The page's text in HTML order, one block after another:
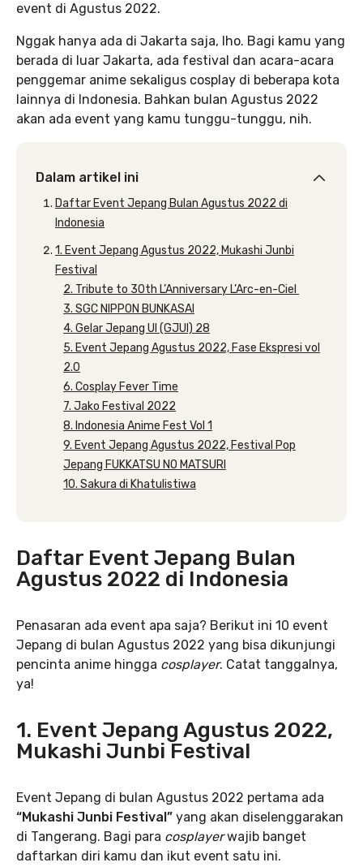
event di Agustus 2022.
Nggak hanya ada di Jakarta saja, lho. Bagi kamu yang
berada di luar Jakarta, ada festival dan acara-acara
penggemar anime sekaligus cosplay di beberapa kota
lainnya di Indonesia. Bahkan bulan Agustus 2022
akan ada event yang kamu tunggu-tunggu, nih.
Dalam artikel ini
Daftar Event Jepang Bulan Agustus 2022 di
Indonesia
1. Event Jepang Agustus 2022, Mukashi Junbi
Festival
2. Tribute to 30th L’Anniversary L’Arc-en-Ciel
3. SGC NIPPON BUNKASAI
4. Gelar Jepang UI (GJUI) 28
5. Event Jepang Agustus 2022, Fase Ekspresi vol
2.0
6. Cosplay Fever Time
7. Jako Festival 2022
8. Indonesia Anime Fest Vol 1
9. Event Jepang Agustus 2022, Festival Pop
Jepang FUKKATSU NO MATSURI
10. Sakura di Khatulistiwa
Daftar Event Jepang Bulan
Agustus 2022 di Indonesia
Penasaran ada event apa saja? Berikut ini 10 event
Jepang di bulan Agustus 2022 yang bisa dikunjungi
pencinta anime hingga cosplayer. Catat tanggalnya,
ya!
1. Event Jepang Agustus 2022,
Mukashi Junbi Festival
Event Jepang di bulan Agustus 2022 pertama ada
“Mukashi Junbi Festival” yang akan diselenggarakan
di Tangerang. Bagi para cosplayerwajib banget
daftarkan diri kamu dan ikut event satu ini.